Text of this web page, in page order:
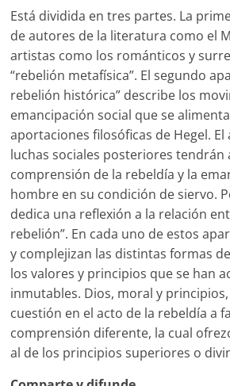
Está dividida en tres partes. La
de autores de la literatura como el
artistas como los románticos y
“rebelión metafísica”. El segundo
rebelión histórica” describe los
emancipación social que se
aportaciones filosóficas de Hegel.
luchas sociales posteriores tendrán
comprensión de la rebeldía y la
hombre en su condición de siervo.
dedica una reflexión a la relación
rebelión”. En cada uno de estos
y complejizan las distintas formas
los valores y principios que se han
inmutables. Dios, moral y
cuestión en el acto de la rebeldía a
comprensión diferente, la cual
al de los principios superiores o